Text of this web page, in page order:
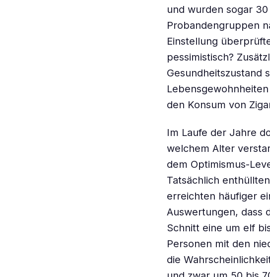
und wurden sogar
Probandengruppen
Einstellung
pessimistisch?
Gesundheitszustand
den Konsum von
Im Laufe der Jahre
welchem Alter
dem Optimismus-
Tatsächlich
erreichten häufiger
Auswertungen, dass
Schnitt eine um elf
Personen mit den
die